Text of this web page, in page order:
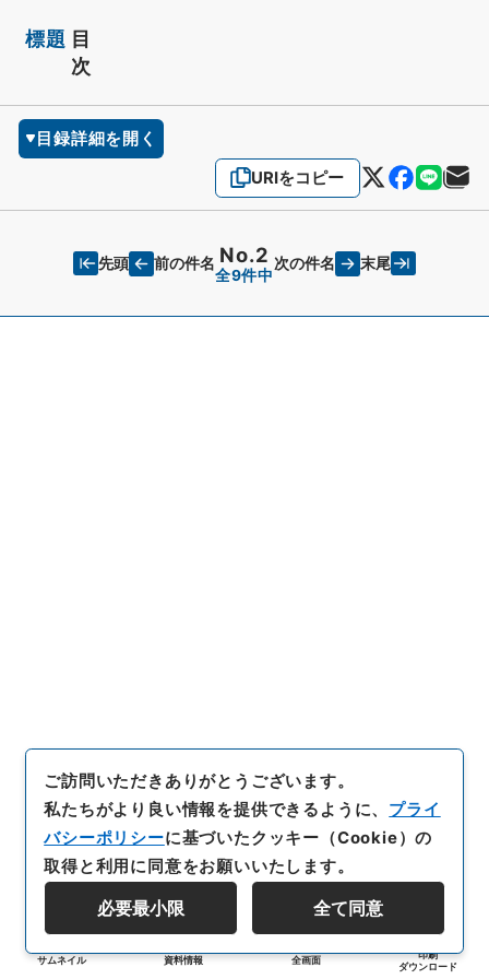
標題 目
次
目録詳細を開く
URIをコピー
先頭 前の件名 No.2
全9件中
次の件名 末尾
サムネイル 資料情報 全画面
印刷
ダウンロード
ご訪問いただきありがとうございます。
私たちがより良い情報を提供できるように、 プライ
バシーポリシーに基づいたクッキー（Cookie）の
取得と利用に同意をお願いいたします。
必要最小限 全て同意